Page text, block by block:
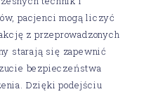
pacjenci mogą liczyć
z przeprowadzonych
starają się zapewnić
bezpieczeństwa
Dzięki podejściu